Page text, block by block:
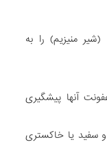
منیزیم) را به
آنها پیشگیری
سفید یا خاکستری